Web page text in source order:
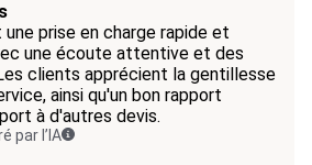
prise en charge rapide et
une écoute attentive et des
clients apprécient la gentillesse
ainsi qu'un bon rapport
à d'autres devis.
par l’IA